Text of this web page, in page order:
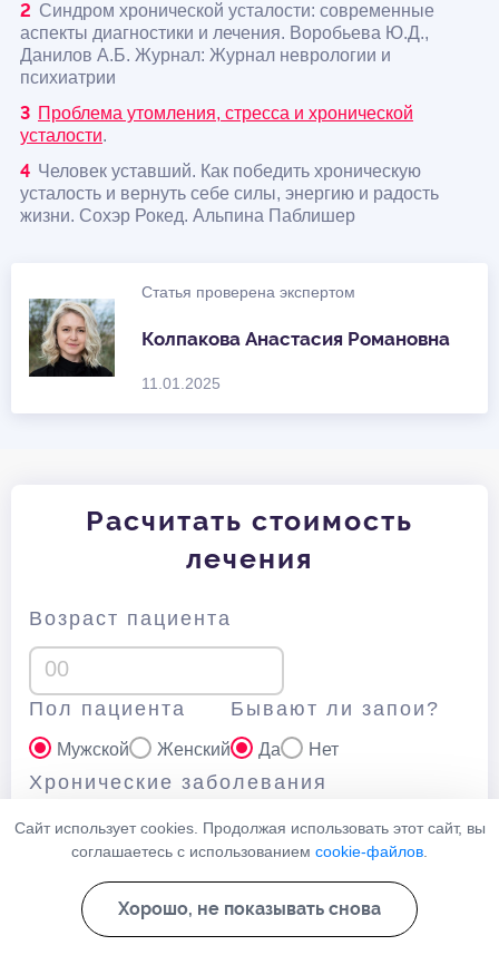
Синдром хронической усталости: современные
аспекты диагностики и лечения. Воробьева Ю.Д.,
Данилов А.Б. Журнал: Журнал неврологии и
психиатрии
Проблема утомления, стресса и хронической
усталости.
Человек уставший. Как победить хроническую
усталость и вернуть себе силы, энергию и радость
жизни. Сохэр Рокед. Альпина Паблишер
Статья проверена экспертом
Колпакова Анастасия Романовна
11.01.2025
Расчитать стоимость
лечения
Возраст пациента
Пол пациента
Мужской Женский
Бывают ли запои?
Да Нет
Хронические заболевания
Ежедневно
Несколько раз в неделю
Сайт использует cookies. Продолжая использовать этот сайт, вы
соглашаетесь с использованием cookie-файлов
Хорошо, не показывать снова